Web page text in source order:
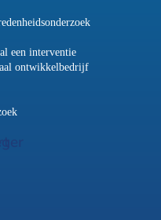
een interventie
ontwikkelbedrijf